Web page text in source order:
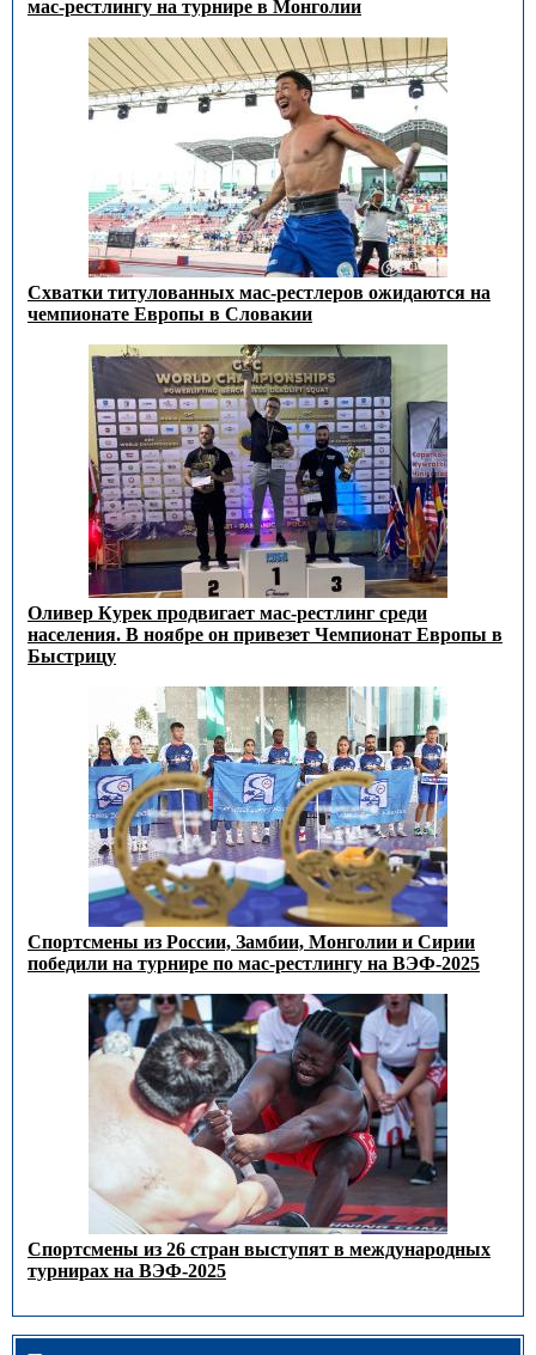
мас-рестлингу на турнире в Монголии
Схватки титулованных мас-рестлеров ожидаются на
чемпионате Европы в Словакии
Оливер Курек продвигает мас-рестлинг среди
населения. В ноябре он привезет Чемпионат Европы в
Быстрицу
Спортсмены из России, Замбии, Монголии и Сирии
победили на турнире по мас-рестлингу на ВЭФ-2025
Спортсмены из 26 стран выступят в международных
турнирах на ВЭФ-2025